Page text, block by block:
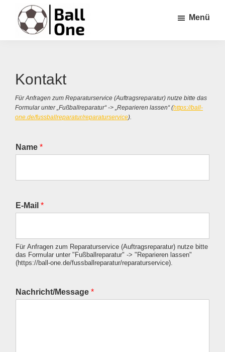
Inhalt
springen
Seitenspalte
springen
Fußzeile
springen
Menü
Kontakt
Für Anfragen zum Reparaturservice (Auftragsreparatur) nutze bitte das
Formular unter „Fußballreparatur“ -> „Reparieren lassen“ (https://ball-
one.de/fussballreparatur/reparaturservice).
Name *
E-Mail *
Für Anfragen zum Reparaturservice (Auftragsreparatur) nutze bitte
das Formular unter "Fußballreparatur" -> "Reparieren lassen"
(https://ball-one.de/fussballreparatur/reparaturservice).
Nachricht/Message *